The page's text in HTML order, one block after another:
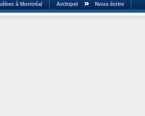
à Montréal Archipel Nous écrire